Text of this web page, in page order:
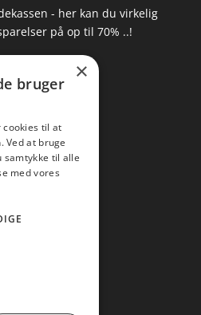
- her kan du virkelig
på op til 70% ..!
8672
×
bruger
cookies til at
Ved at bruge
samtykke til alle
med vores